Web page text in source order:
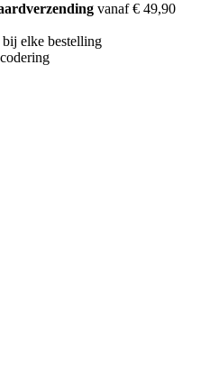
vanaf € 49,90
bij elke bestelling